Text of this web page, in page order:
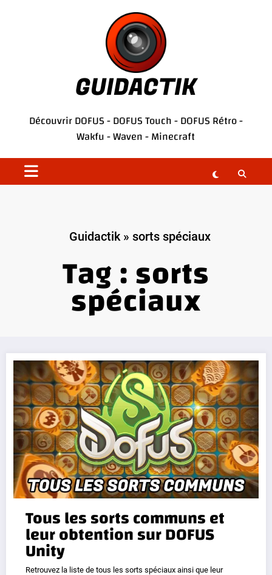
GUIDACTIK
DécouvrirDOFUS-DOFUS Touch-DOFUS Rétro-
Wakfu-Waven-Minecraft
Guidactik»sorts spéciaux
Tag : sorts
spéciaux
Tous les sorts communs et
leur obtention sur DOFUS
Unity
Retrouvez la liste de tous les sorts spéciaux ainsi que leur